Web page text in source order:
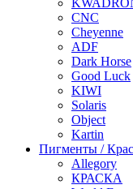
CNC
Cheyenne
ADF
Dark Horse
Good Luck
KIWI
Solaris
Object
Kartin
Пигменты /
Allegory
КРАСКА